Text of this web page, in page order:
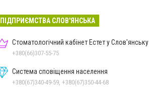
ПІДПРИЄМСТВА СЛОВ'ЯНСЬКА
Стоматологічний кабінет Естет у Слов'янську
+380(66)307-55-75
Система сповіщення населення
+380(67)340-49-59, +380(67)350-44-68